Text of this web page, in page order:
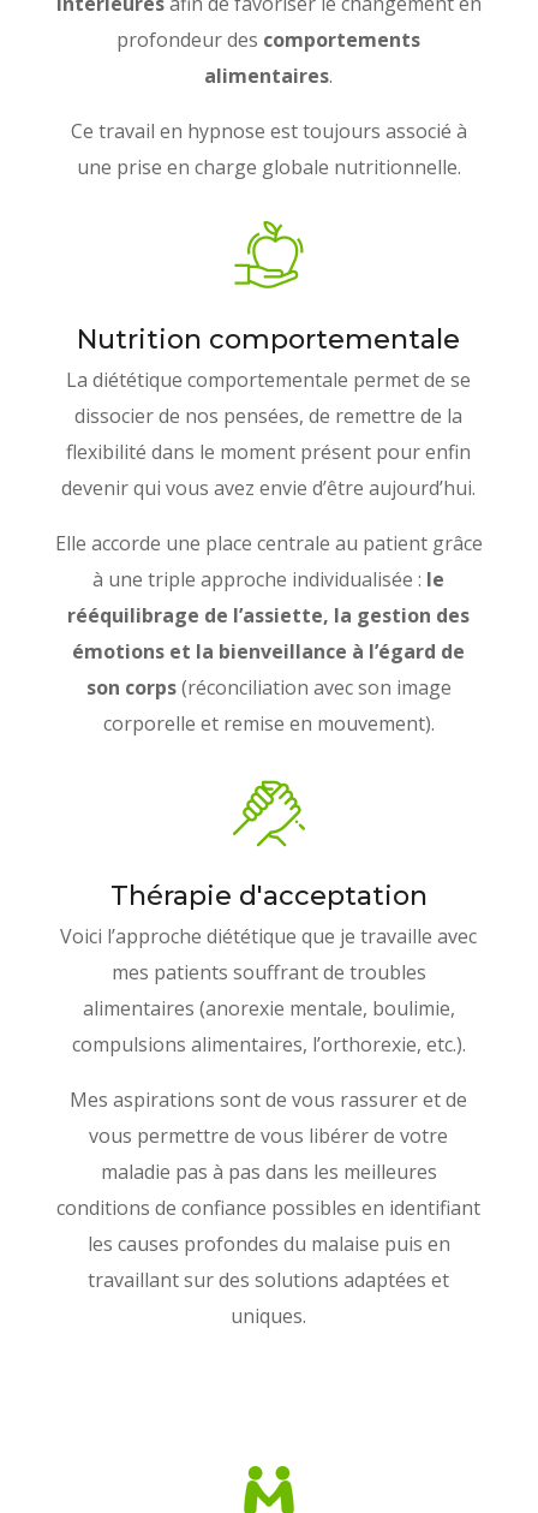
profondeur des comportements
alimentaires.
Ce travail en hypnose est toujours associé à
une prise en charge globale nutritionnelle.
Nutrition comportementale
La diététique comportementale permet de se
dissocier de nos pensées, de remettre de la
flexibilité dans le moment présent pour enfin
devenir qui vous avez envie d’être aujourd’hui.
Elle accorde une place centrale au patient grâce
à une triple approche individualisée : le
rééquilibrage de l’assiette, la gestion des
émotions et la bienveillance à l’égard de
son corps(réconciliation avec son image
corporelle et remise en mouvement).
Thérapie d'acceptation
Voici l’approche diététique que je travaille avec
mes patients souffrant de troubles
alimentaires (anorexie mentale, boulimie,
compulsions alimentaires, l’orthorexie, etc.).
Mes aspirations sont de vous rassurer et de
vous permettre de vous libérer de votre
maladie pas à pas dans les meilleures
conditions de confiance possibles en identifiant
les causes profondes du malaise puis en
travaillant sur des solutions adaptées et
uniques.